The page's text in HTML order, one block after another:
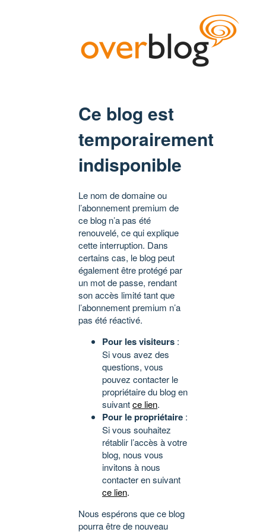
Ce blog est
temporairement
indisponible
Le nom de domaine ou
l’abonnement premium de
ce blog n’a pas été
renouvelé, ce qui explique
cette interruption. Dans
certains cas, le blog peut
également être protégé par
un mot de passe, rendant
son accès limité tant que
l’abonnement premium n’a
pas été réactivé.
Pour les visiteurs :
Si vous avez des
questions, vous
pouvez contacter le
propriétaire du blog en
suivantce lien.
Pour le propriétaire :
Si vous souhaitez
rétablir l’accès à votre
blog, nous vous
invitons à nous
contacter en suivant
ce lien.
Nous espérons que ce blog
pourra être de nouveau